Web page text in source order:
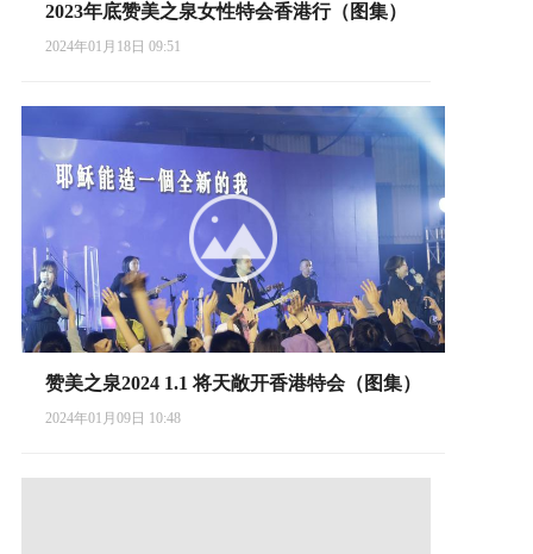
2023年底赞美之泉女性特会香港行（图集）
2024年01月18日 09:51
赞美之泉2024 1.1 将天敞开香港特会（图集）
2024年01月09日 10:48